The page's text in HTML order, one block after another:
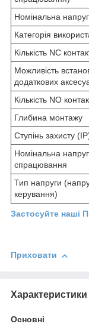
Номінальна
Категорія
Кількість NC
Можливість
додаткових
Кількість NO
Глибина монтажу
Ступінь захисту
Номінальна
спрацювання
Тип напруги
керування)
Застосуйте наші
Приховати
Характеристики
Основні